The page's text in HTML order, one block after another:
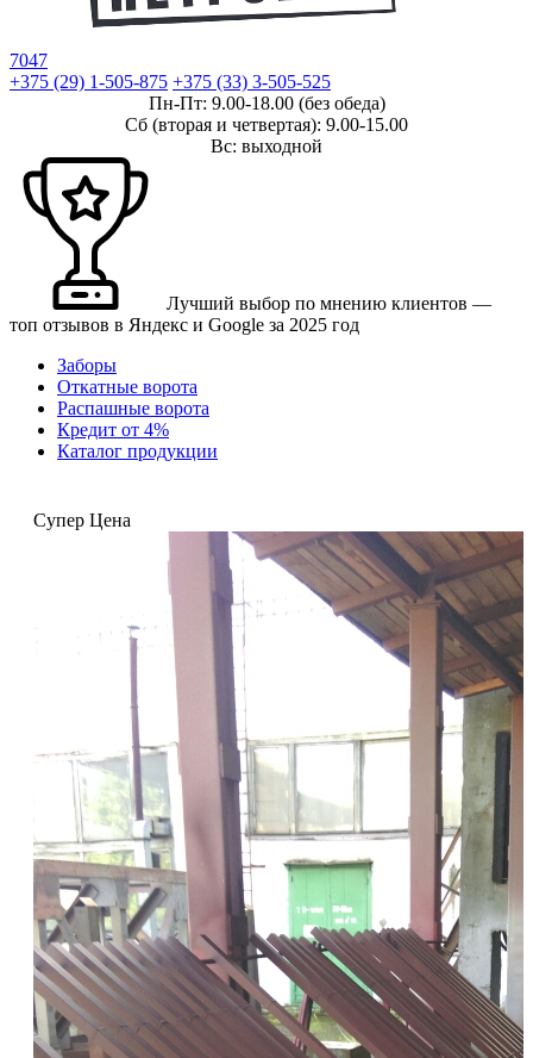
7047
+375 (29) 1-505-875 +375 (33) 3-505-525
Пн-Пт: 9.00-18.00 (без обеда)
Сб (вторая и четвертая): 9.00-15.00
Вс: выходной
Лучший выбор по мнению клиентов —
топ отзывов в Яндекс и Google за 2025 год
Заборы
Откатные ворота
Распашные ворота
Кредит от 4%
Каталог продукции
Супер Цена